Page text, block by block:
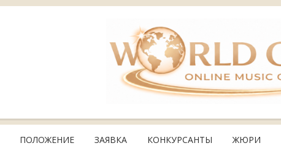
ПОЛОЖЕНИЕ ЗАЯВКА КОНКУРСАНТЫ ЖЮРИ